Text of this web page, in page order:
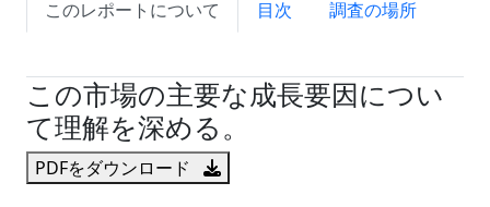
このレポートについて 目次
調査の場所
この市場の主要な成長要因につい
て理解を深める。
PDFをダウンロード